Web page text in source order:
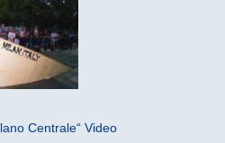
Centrale“ Video